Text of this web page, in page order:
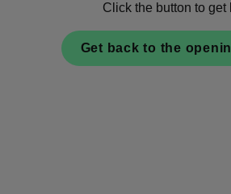
Click the button to get
Get back to the